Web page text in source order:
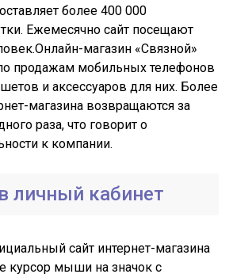
более 400 000
Ежемесячно сайт посещают
магазин «Связной»
продажам мобильных телефонов
и аксессуаров для них. Более
магазина возвращаются за
раза, что говорит о
к компании.
личный кабинет
сайт интернет-магазина
курсор мыши на значок с